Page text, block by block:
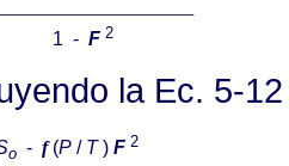
- F 2
la Ec. 5-
o - f(P / T) F 2